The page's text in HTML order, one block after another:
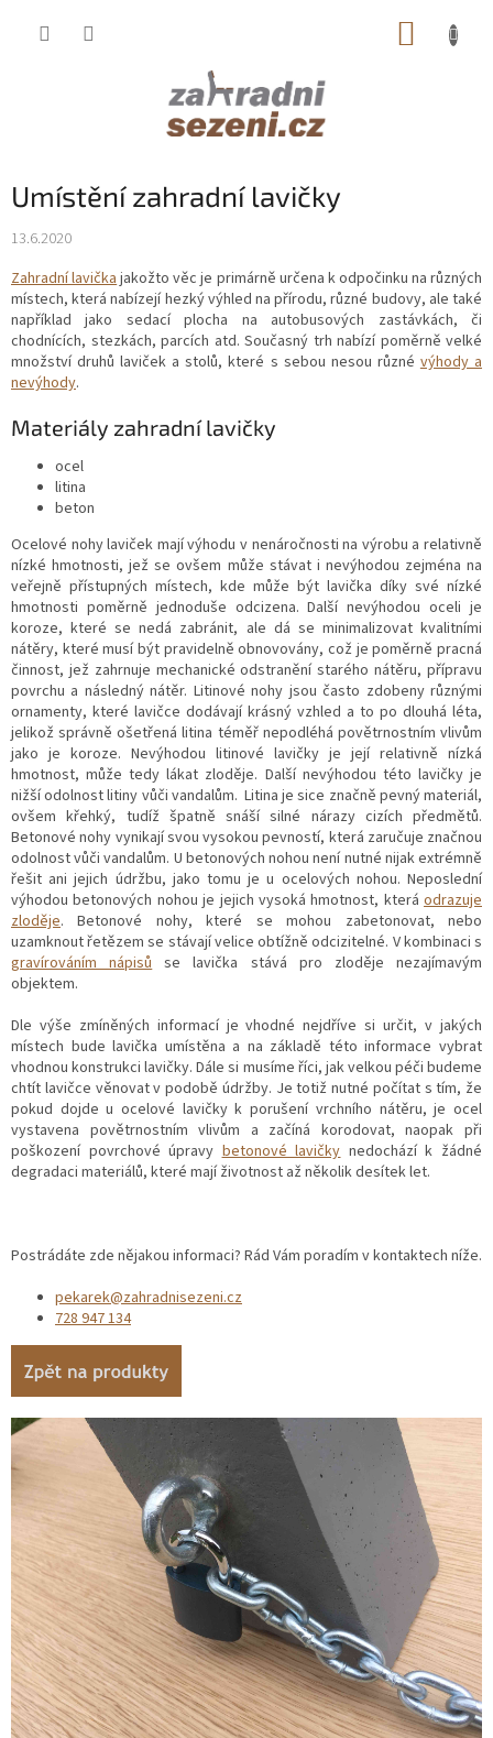
Umístění zahradní lavičky
13.6.2020
Zahradní lavička jakožto věc je primárně určena k odpočinku na různých
místech, která nabízejí hezký výhled na přírodu, různé budovy, ale také
například jako sedací plocha na autobusových zastávkách, či
chodnících, stezkách, parcích atd. Současný trh nabízí poměrně velké
množství druhů laviček a stolů, které s sebou nesou různé výhody a
nevýhody.
Materiály zahradní lavičky
ocel
litina
beton
Ocelové nohy laviček mají výhodu v nenáročnosti na výrobu a relativně
nízké hmotnosti, jež se ovšem může stávat i nevýhodou zejména na
veřejně přístupných místech, kde může být lavička díky své nízké
hmotnosti poměrně jednoduše odcizena. Další nevýhodou oceli je
koroze, které se nedá zabránit, ale dá se minimalizovat kvalitními
nátěry, které musí být pravidelně obnovovány, což je poměrně pracná
činnost, jež zahrnuje mechanické odstranění starého nátěru, přípravu
povrchu a následný nátěr. Litinové nohy jsou často zdobeny různými
ornamenty, které lavičce dodávají krásný vzhled a to po dlouhá léta,
jelikož správně ošetřená litina téměř nepodléhá povětrnostním vlivům
jako je koroze. Nevýhodou litinové lavičky je její relativně nízká
hmotnost, může tedy lákat zloděje. Další nevýhodou této lavičky je
nižší odolnost litiny vůči vandalům. Litina je sice značně pevný materiál,
ovšem křehký, tudíž špatně snáší silné nárazy cizích předmětů.
Betonové nohy vynikají svou vysokou pevností, která zaručuje značnou
odolnost vůči vandalům. U betonových nohou není nutné nijak extrémně
řešit ani jejich údržbu, jako tomu je u ocelových nohou. Neposlední
výhodou betonových nohou je jejich vysoká hmotnost, která odrazuje
zloděje. Betonové nohy, které se mohou zabetonovat, nebo
uzamknout řetězem se stávají velice obtížně odcizitelné. V kombinaci s
gravírováním nápisůse lavička stává pro zloděje nezajímavým
objektem.
Dle výše zmíněných informací je vhodné nejdříve si určit, v jakých
místech bude lavička umístěna a na základě této informace vybrat
vhodnou konstrukci lavičky. Dále si musíme říci, jak velkou péči budeme
chtít lavičce věnovat v podobě údržby. Je totiž nutné počítat s tím, že
pokud dojde u ocelové lavičky k porušení vrchního nátěru, je ocel
vystavena povětrnostním vlivům a začíná korodovat, naopak při
poškození povrchové úpravybetonové lavičkynedochází k žádné
degradaci materiálů, které mají životnost až několik desítek let.
Postrádáte zde nějakou informaci? Rád Vám poradím v kontaktech níže.
pekarek@zahradnisezeni.cz
728 947 134